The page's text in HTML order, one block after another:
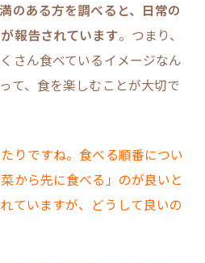
のある方を調べると、日常の
報告されています。つまり、
さん食べているイメージなん
て、食を楽しむことが大切で
りですね。食べる順番につい
から先に食べる」のが良いと
ていますが、どうして良いの